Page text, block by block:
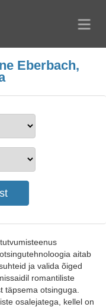
Eberbach,
aitab
ja valida õiged
romantiliste
täpsema otsinguga.
osalejatega, kellel on